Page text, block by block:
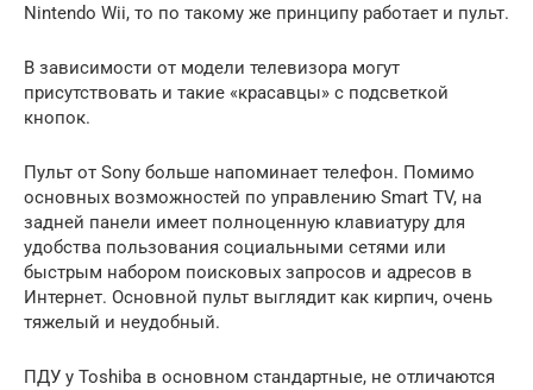
Nintendo Wii, то по такому же принципу работает и пульт.
В зависимости от модели телевизора могут
присутствовать и такие «красавцы» с подсветкой
кнопок.
Пульт от Sony больше напоминает телефон. Помимо
основных возможностей по управлению Smart TV, на
задней панели имеет полноценную клавиатуру для
удобства пользования социальными сетями или
быстрым набором поисковых запросов и адресов в
Интернет. Основной пульт выглядит как кирпич, очень
тяжелый и неудобный.
ПДУ у Toshiba в основном стандартные, не отличаются